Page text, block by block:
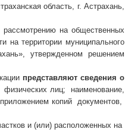
область, г. Астрахань,
на общественных
на территории муниципального
утвержденном решением
представляют сведения о
лиц; наименование,
копий документов,
и (или) расположенных на